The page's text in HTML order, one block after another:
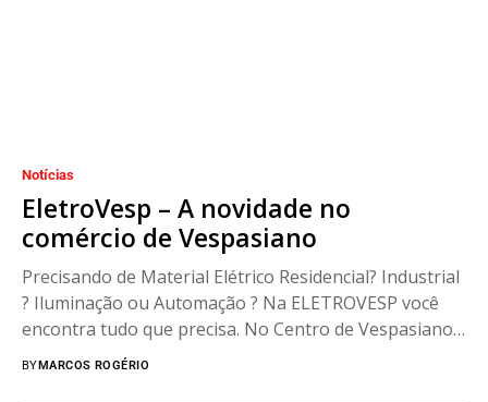
Notícias
EletroVesp – A novidade no
comércio de Vespasiano
Precisando de Material Elétrico Residencial? Industrial
? Iluminação ou Automação ? Na ELETROVESP você
encontra tudo que precisa. No Centro de Vespasiano,
Av....
BYMARCOS ROGÉRIO